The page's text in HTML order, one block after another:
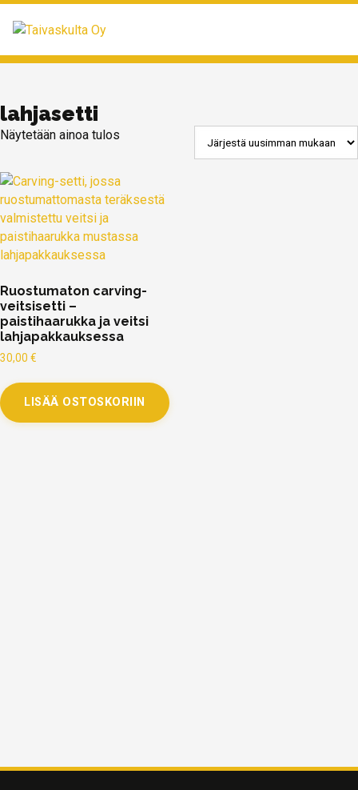
lahjasetti
Näytetään ainoa tulos
Ruostumaton carving-
veitsisetti –
paistihaarukka ja veitsi
lahjapakkauksessa
30,00 €
LISÄÄ OSTOSKORIIN